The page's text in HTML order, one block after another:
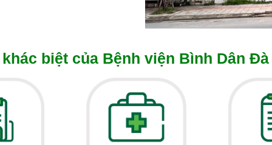
biệt của Bệnh viện Bình Dân Đà